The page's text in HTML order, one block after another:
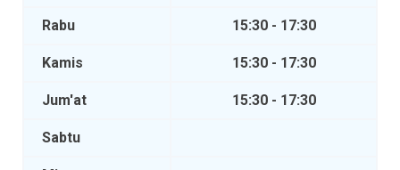
Rabu 15:30 - 17:30
Kamis 15:30 - 17:30
Jum'at 15:30 - 17:30
Sabtu